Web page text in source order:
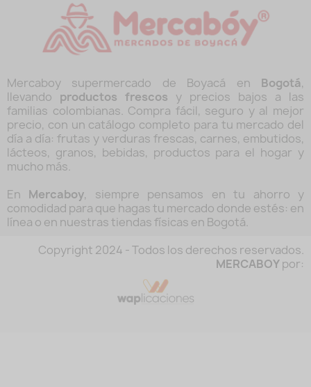
Mercaboy supermercado de Boyacá en Bogotá,
llevando productos frescos y precios bajos a las
familias colombianas. Compra fácil, seguro y al mejor
precio, con un catálogo completo para tu mercado del
día a día: frutas y verduras frescas, carnes, embutidos,
lácteos, granos, bebidas, productos para el hogar y
mucho más.
En Mercaboy, siempre pensamos en tu ahorro y
comodidad para que hagas tu mercado donde estés: en
línea o en nuestras tiendas físicas en Bogotá.
Copyright 2024 - Todos los derechos reservados.
MERCABOYpor: